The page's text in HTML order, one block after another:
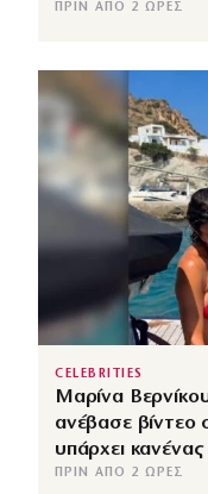
ΠΡΙΝ ΑΠΌ 2 ΏΡΕΣ
CELEBRITIES
Μαρίνα
ανέβασε
υπάρχει
ΠΡΙΝ ΑΠΌ 2 ΏΡΕΣ